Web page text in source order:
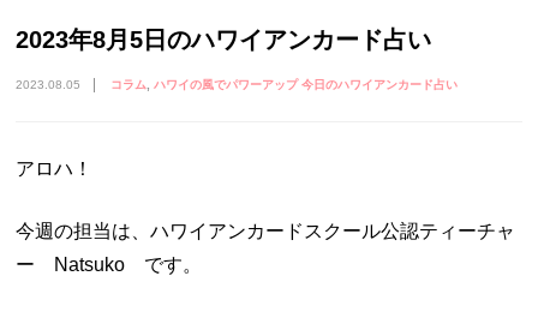
2023年8月5日のハワイアンカード占い
2023.08.05 コラム ハワイの風でパワーアップ 今日のハワイアンカード占い
アロハ！
今週の担当は、ハワイアンカードスクール公認ティーチャ
ー Natsuko です。